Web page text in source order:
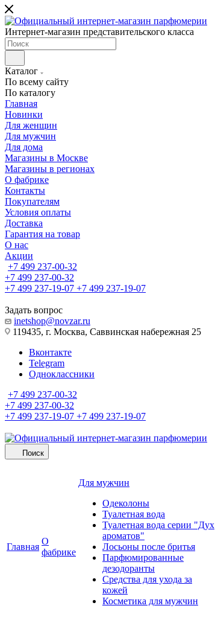
Интернет-магазин представительского класса
Каталог
По всему сайту
По каталогу
Главная
Новинки
Для женщин
Для мужчин
Для дома
Магазины в Москве
Магазины в регионах
О фабрике
Контакты
Покупателям
Условия оплаты
Доставка
Гарантия на товар
О нас
Акции
+7 499 237-00-32
+7 499 237-00-32
+7 499 237-19-07 +7 499 237-19-07
Задать вопрос
inetshop@novzar.ru
119435, г. Москва, Саввинская набережная 25
Вконтакте
Telegram
Одноклассники
+7 499 237-00-32
+7 499 237-00-32
+7 499 237-19-07 +7 499 237-19-07
Поиск
Главная
О
фабрике
Для мужчин
Одеколоны
Туалетная вода
Туалетная вода серии "Дух
ароматов"
Лосьоны после бритья
Парфюмированные
дезодоранты
Средства для ухода за
кожей
Косметика для мужчин